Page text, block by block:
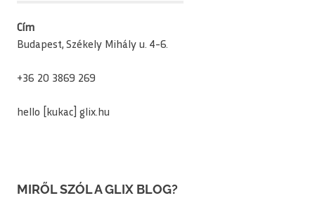
Cím
Budapest, Székely Mihály u. 4-6.
+36 20 3869 269
hello [kukac] glix.hu
MIRŐL SZÓL A GLIX BLOG?